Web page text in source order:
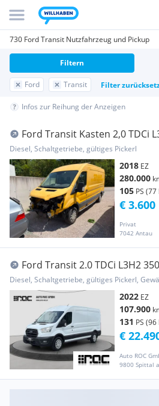
730 Ford Transit Nutzfahrzeug und Pickup
Ford Transit Filter
Filtern
Infos zur Reihung der Anzeigen
Ford Transit Kasten 2,0 TDCi
Transporter / Kastenwagen
Diesel, Schaltgetriebe, gültiges Pickerl
2018 EZ
280.000
105 PS (77
Privat
7042 Antau
€ 3.600
Ford Transit 2.0 TDCi L3H2 350
Kamera/STH/Spur-Assis...
Kastenwagen
Diesel, Schaltgetriebe, gültiges Pickerl,
2022 EZ
107.900
131 PS (96
Auto ROC
9800 Spittal
€